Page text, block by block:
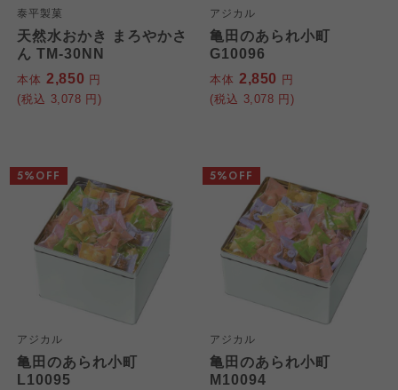
泰平製菓
天然水おかき まろやかさ
ん TM-30NN
本体 2,850 円
(税込 3,078 円)
アジカル
亀田のあられ小町
G10096
本体 2,850 円
(税込 3,078 円)
アジカル
亀田のあられ小町
L10095
5%OFF
アジカル
亀田のあられ小町
M10094
5%OFF